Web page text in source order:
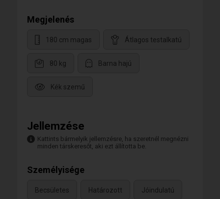
Megjelenés
180 cm magas Átlagos testalkatú
80 kg Barna hajú
Kék szemű
Jellemzése
Kattints bármelyik jellemzésre, ha szeretnél megnézni
minden társkeresőt, aki ezt állította be.
Személyisége
Becsületes Határozott Jóindulatú